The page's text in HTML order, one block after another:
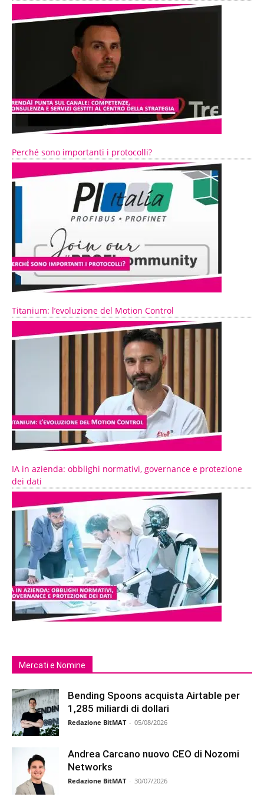
Perché sono importanti i protocolli?
Titanium: l’evoluzione del Motion Control
IA in azienda: obblighi normativi, governance e protezione
dei dati
Mercati e Nomine
Bending Spoons acquista Airtable per
1,285 miliardi di dollari
Redazione BitMAT - 05/08/2026
Andrea Carcano nuovo CEO di Nozomi
Networks
Redazione BitMAT - 30/07/2026